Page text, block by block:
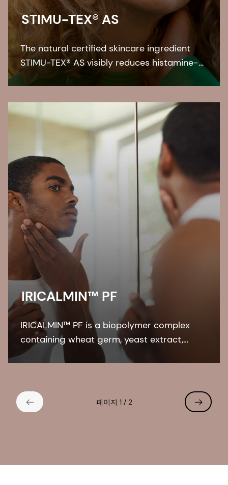
STIMU-TEX® AS
The natural certified skincare ingredient
STIMU-TEX® AS visibly reduces histamine-
related symptoms like irritation and itching
skin.
IRICALMIN™ PF
IRICALMIN™ PF is a biopolymer complex
containing wheat germ, yeast extract,
sodium hyaluronate, and panthenol.
protective lipids.
페이지 1 / 2